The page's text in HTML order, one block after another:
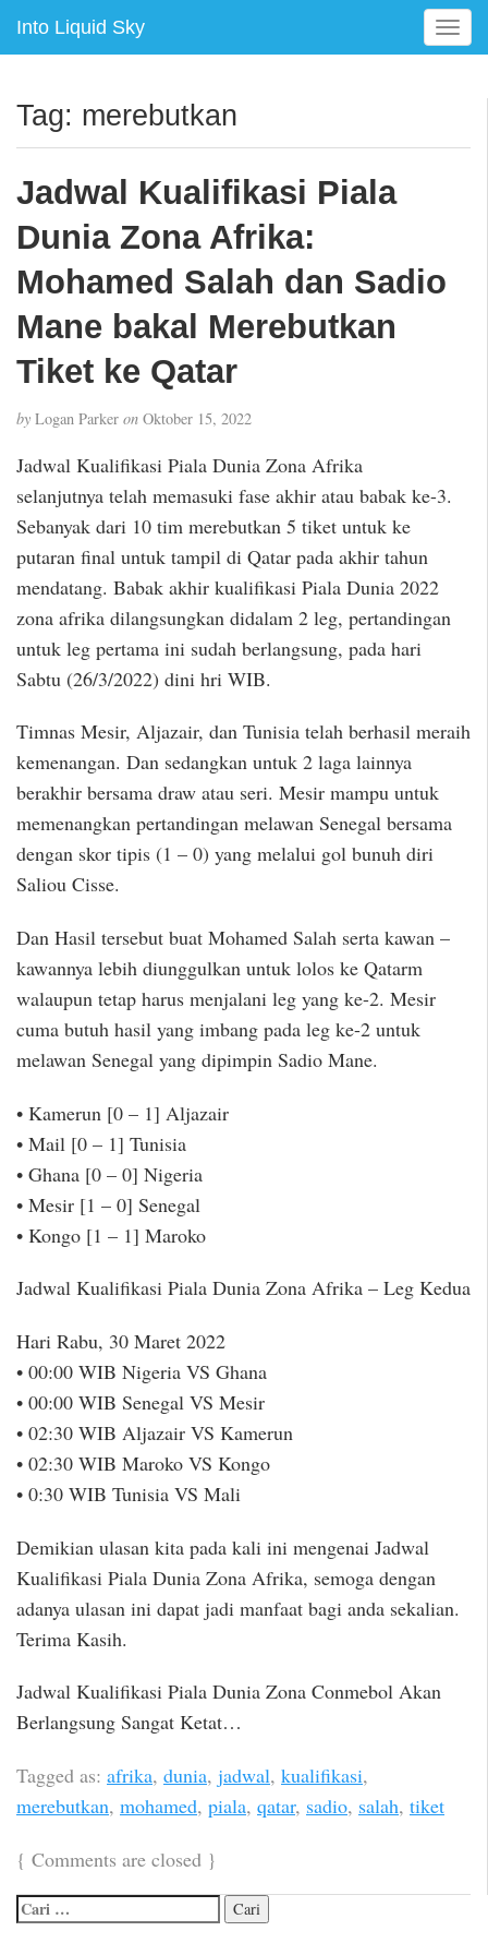
Into Liquid Sky
T
o
e
Tag: merebutkan
Jadwal Kualifikasi Piala
Dunia Zona Afrika:
Mohamed Salah dan Sadio
Mane bakal Merebutkan
Tiket ke Qatar
by Logan Parker on Oktober 15, 2022
Jadwal Kualifikasi Piala Dunia Zona Afrika
selanjutnya telah memasuki fase akhir atau babak ke-3.
Sebanyak dari 10 tim merebutkan 5 tiket untuk ke
putaran final untuk tampil di Qatar pada akhir tahun
mendatang. Babak akhir kualifikasi Piala Dunia 2022
zona afrika dilangsungkan didalam 2 leg, pertandingan
untuk leg pertama ini sudah berlangsung, pada hari
Sabtu (26/3/2022) dini hri WIB.
Timnas Mesir, Aljazair, dan Tunisia telah berhasil meraih
kemenangan. Dan sedangkan untuk 2 laga lainnya
berakhir bersama draw atau seri. Mesir mampu untuk
memenangkan pertandingan melawan Senegal bersama
dengan skor tipis (1 – 0) yang melalui gol bunuh diri
Saliou Cisse.
Dan Hasil tersebut buat Mohamed Salah serta kawan –
kawannya lebih diunggulkan untuk lolos ke Qatarm
walaupun tetap harus menjalani leg yang ke-2. Mesir
cuma butuh hasil yang imbang pada leg ke-2 untuk
melawan Senegal yang dipimpin Sadio Mane.
• Kamerun [0 – 1] Aljazair
• Mail [0 – 1] Tunisia
• Ghana [0 – 0] Nigeria
• Mesir [1 – 0] Senegal
• Kongo [1 – 1] Maroko
Jadwal Kualifikasi Piala Dunia Zona Afrika – Leg Kedua
Hari Rabu, 30 Maret 2022
• 00:00 WIB Nigeria VS Ghana
• 00:00 WIB Senegal VS Mesir
• 02:30 WIB Aljazair VS Kamerun
• 02:30 WIB Maroko VS Kongo
• 0:30 WIB Tunisia VS Mali
Demikian ulasan kita pada kali ini mengenai Jadwal
Kualifikasi Piala Dunia Zona Afrika, semoga dengan
adanya ulasan ini dapat jadi manfaat bagi anda sekalian.
Terima Kasih.
Jadwal Kualifikasi Piala Dunia Zona Conmebol Akan
Berlangsung Sangat Ketat…
Tagged as: afrika, dunia, jadwal, kualifikasi,
merebutkan, mohamed, piala, qatar, sadio, salah, tiket
{ Comments are closed }